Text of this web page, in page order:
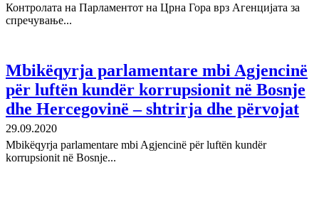
Контролата на Парламентот на Црна Гора врз Агенцијата за
спречување...
Mbikëqyrja parlamentare mbi Agjencinë
për luftën kundër korrupsionit në Bosnje
dhe Hercegovinë – shtrirja dhe përvojat
29.09.2020
Mbikëqyrja parlamentare mbi Agjencinë për luftën kundër
korrupsionit në Bosnje...